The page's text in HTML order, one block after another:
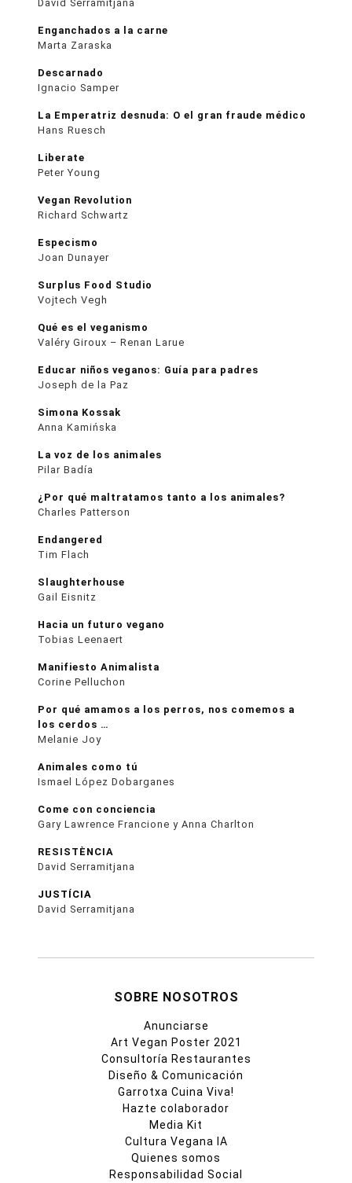
David Serramitjana
Enganchados a la carne
Marta Zaraska
Descarnado
Ignacio Samper
La Emperatriz desnuda: O el gran fraude médico
Hans Ruesch
Liberate
Peter Young
Vegan Revolution
Richard Schwartz
Especismo
Joan Dunayer
Surplus Food Studio
Vojtech Vegh
Qué es el veganismo
Valéry Giroux – Renan Larue
Educar niños veganos: Guía para padres
Joseph de la Paz
Simona Kossak
Anna Kamińska
La voz de los animales
Pilar Badía
¿Por qué maltratamos tanto a los animales?
Charles Patterson
Endangered
Tim Flach
Slaughterhouse
Gail Eisnitz
Hacia un futuro vegano
Tobias Leenaert
Manifiesto Animalista
Corine Pelluchon
Por qué amamos a los perros, nos comemos a
los cerdos …
Melanie Joy
Animales como tú
Ismael López Dobarganes
Come con conciencia
Gary Lawrence Francione y Anna Charlton
RESISTÈNCIA
David Serramitjana
JUSTÍCIA
David Serramitjana
SOBRE NOSOTROS
Anunciarse
Art Vegan Poster 2021
Consultoría Restaurantes
Diseño & Comunicación
Garrotxa Cuina Viva!
Hazte colaborador
Media Kit
Cultura Vegana IA
Quienes somos
Responsabilidad Social